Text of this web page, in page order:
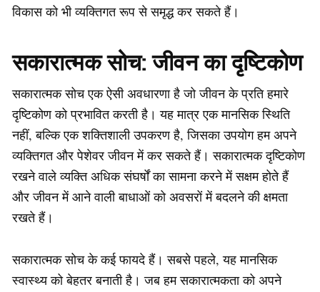
विकास को भी व्यक्तिगत रूप से समृद्ध कर सकते हैं।
सकारात्मक सोच: जीवन का दृष्टिकोण
सकारात्मक सोच एक ऐसी अवधारणा है जो जीवन के प्रति हमारे
दृष्टिकोण को प्रभावित करती है। यह मात्र एक मानसिक स्थिति
नहीं, बल्कि एक शक्तिशाली उपकरण है, जिसका उपयोग हम अपने
व्यक्तिगत और पेशेवर जीवन में कर सकते हैं। सकारात्मक दृष्टिकोण
रखने वाले व्यक्ति अधिक संघर्षों का सामना करने में सक्षम होते हैं
और जीवन में आने वाली बाधाओं को अवसरों में बदलने की क्षमता
रखते हैं।
सकारात्मक सोच के कई फायदे हैं। सबसे पहले, यह मानसिक
स्वास्थ्य को बेहतर बनाती है। जब हम सकारात्मकता को अपने